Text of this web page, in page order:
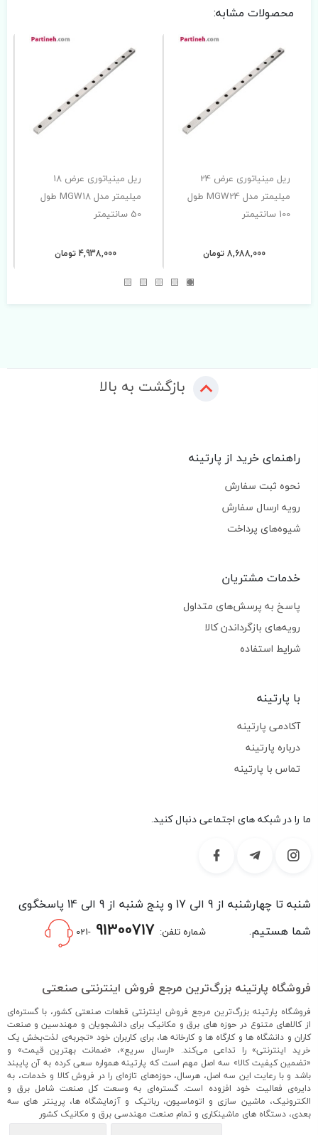
محصولات مشابه:
ریل مینیاتوری عرض 24
میلیمتر مدل MGW24 طول
100 سانتیمتر
8,688,000 تومان
ریل مینیاتوری عرض 18
میلیمتر مدل MGW18 طول
50 سانتیمتر
4,938,000 تومان
بازگشت به بالا
راهنمای خرید از پارتینه
نحوه ثبت سفارش
رویه ارسال سفارش
شیوه‌های پرداخت
خدمات مشتریان
پاسخ به پرسش‌های متداول
رویه‌های بازگرداندن کالا
شرایط استفاده
با پارتینه
آکادمی پارتینه
درباره پارتینه
تماس با پارتینه
ما را در شبکه های اجتماعی دنبال کنید.
شنبه تا چهارشنبه از 9 الی 17 و پنج شنبه از 9 الی 14 پاسخگوی
شما هستیم.
شماره تلفن: -021
فروشگاه پارتینه بزرگ‌ترین مرجع فروش اینترنتی صنعتی
فروشگاه پارتینه بزرگ‌ترین مرجع فروش اینترنتی قطعات صنعتی کشور، با گستره‌ای
از کالاهای متنوع در حوزه های برق و مکانیک برای دانشجویان و مهندسین و صنعت
کاران و دانشگاه ها و کارگاه ها و کارخانه ها، برای کاربران خود «تجربه‌ی لذت‌بخش یک
خرید اینترنتی» را تداعی می‌کند. «ارسال سریع»، «ضمانت بهترین قیمت» و
«تضمین کیفیت کالا» سه اصل مهم است که پارتینه همواره سعی کرده به آن پایبند
باشد و با رعایت این سه اصل، هرسال، حوزه‌های تازه‌ای را در فروش کالا و خدمات، به
دایره‌ی فعالیت خود افزوده است. گستره‌ای به وسعت کل صنعت شامل برق و
الکترونیک، ماشین سازی و اتوماسیون، رباتیک و آزمایشگاه ها، پرینتر های سه
بعدی، دستگاه های ماشینکاری و تمام صنعت مهندسی برق و مکانیک کشور